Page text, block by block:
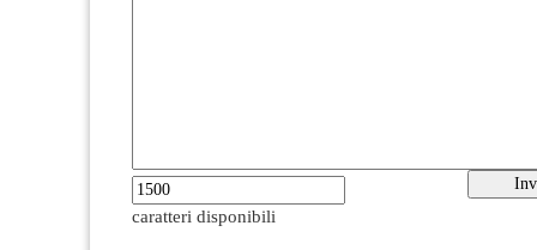
caratteri disponibili